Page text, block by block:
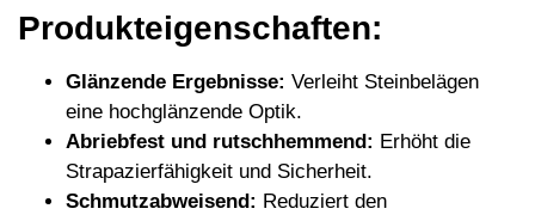
Produkteigenschaften:
Glänzende Ergebnisse: Verleiht Steinbelägen
eine hochglänzende Optik.
Abriebfest und rutschhemmend: Erhöht die
Strapazierfähigkeit und Sicherheit.
Schmutzabweisend: Reduziert den